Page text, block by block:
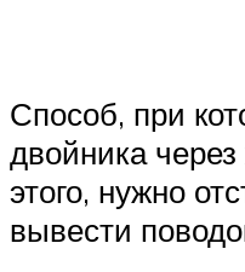
Способ, при
двойника
этого, нужно
вывести